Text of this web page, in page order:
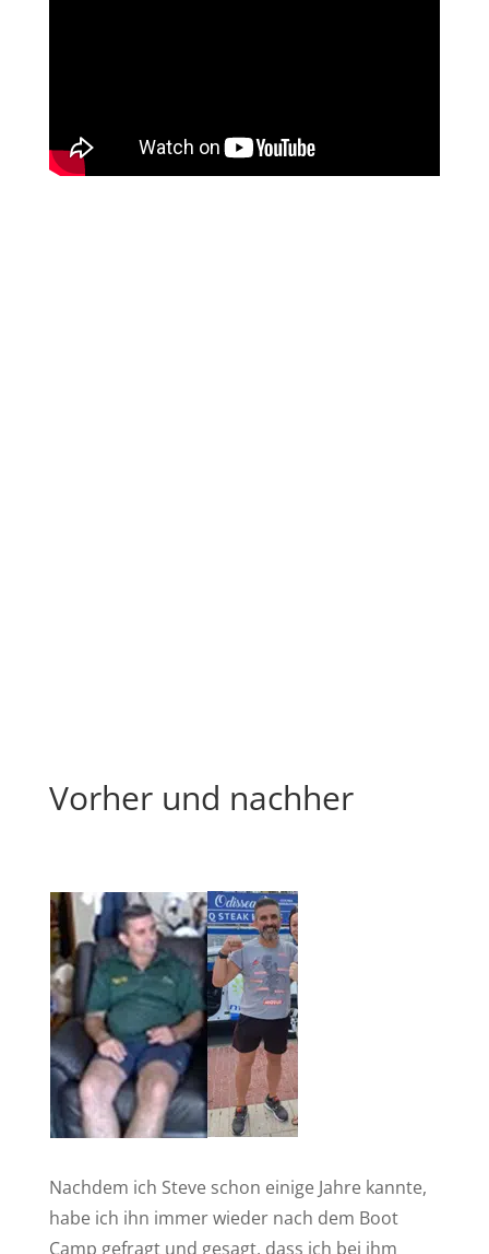
Vorher und nachher
Nachdem ich Steve schon einige Jahre kannte,
habe ich ihn immer wieder nach dem Boot
Camp gefragt und gesagt, dass ich bei ihm